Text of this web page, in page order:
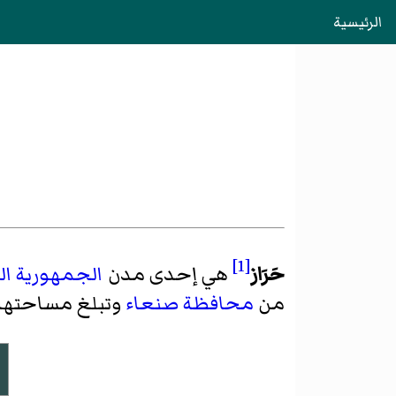
الرئيسية
حَرَاز[1] هي إحدى مدن الجمهورية
من محافظة صنعاء وتبلغ مساحتها